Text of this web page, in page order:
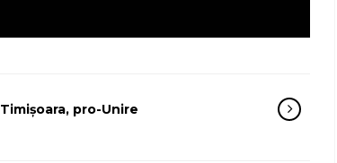
Timișoara, pro-Unire